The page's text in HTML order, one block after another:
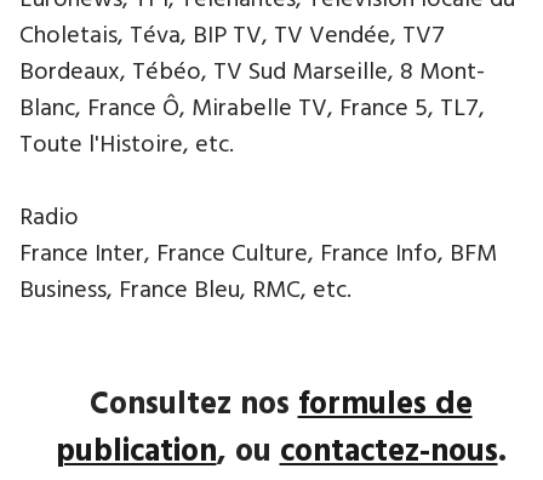
Choletais, Téva, BIP TV, TV Vendée, TV7
Bordeaux, Tébéo, TV Sud Marseille, 8 Mont-
Blanc, France Ô, Mirabelle TV, France 5, TL7,
Toute l'Histoire, etc.
Radio
France Inter, France Culture, France Info, BFM
Business, France Bleu, RMC, etc.
Consultez nosformules de
publication, oucontactez-nous.